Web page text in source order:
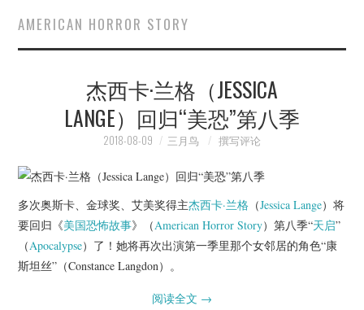
映像快讯
海报剧照
脱口秀
杂七杂八
美剧英剧
AMERICAN HORROR STORY
杰西卡·兰格（JESSICA
LANGE）回归“美恐”第八季
2018-08-09 三月鸟 撰写评论
多次奥斯卡、金球奖、艾美奖得主杰西卡·兰格 （Jessica Lange）将
要回归《美国恐怖故事》（American Horror Story）第八季“天启”
（Apocalypse）了！她将再次出演第一季里那个女邻居的角色“康
斯坦丝”（Constance Langdon）。
阅读全文 →